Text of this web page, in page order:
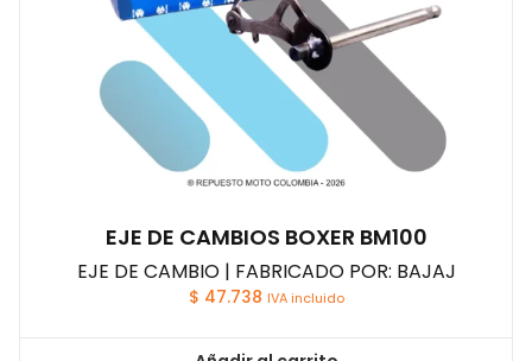
EJE DE CAMBIOS BOXER BM100
EJE DE CAMBIO | FABRICADO POR: BAJAJ
$ 47.738 IVA incluido